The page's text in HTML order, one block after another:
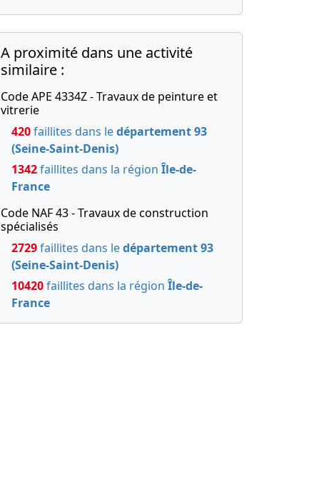
A proximité dans une activité
similaire :
Code APE 4334Z - Travaux de peinture et
vitrerie
420faillites dans ledépartement 93
(Seine-Saint-Denis)
1342faillites dans la région Île-de-
France
Code NAF 43 - Travaux de construction
spécialisés
2729faillites dans ledépartement 93
(Seine-Saint-Denis)
10420faillites dans la région Île-de-
France